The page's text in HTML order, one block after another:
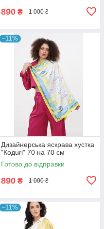
890 ₴ 1 000 ₴
–11%
Дизайнерська яскрава хустка
"Кодuri" 70 на 70 см
Готово до відправки
890 ₴ 1 000 ₴
–11%